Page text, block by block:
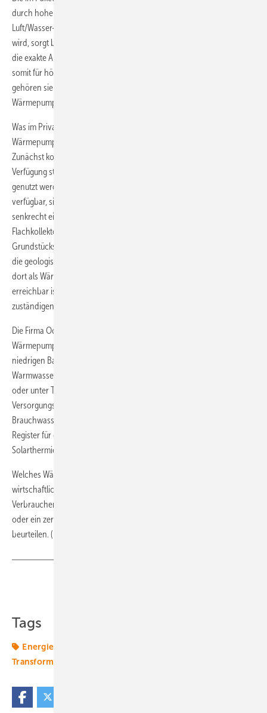
durch hohe Effizienz aus. Im Unterschied zu herkömmlichen
Luft/Wasser-Wärmepumpen, deren Kältekreis mechanisch geregelt
wird, sorgt bei ihnen eine elektronische Regelung des Kältekreises für
die exakte Anpassung an die jeweiligen Betriebsbedingungen und
somit für höchste Effizienz in jedem Betriebszustand. Darüber hinaus
gehören sie mit deutlich weniger als 60 dB(A) zu den leisesten
Wärmepumpen im Markt.
Was im Privathaus die beste Alternative zur Nutzung einer
Wärmepumpe darstellt, hängt von einer Reihe von Faktoren ab.
Zunächst kommt es darauf an, welche Wärmequellen überhaupt zur
Verfügung stehen. So kann die Luft so gut wie immer und überall
genutzt werden. Erdwärme ist ebenfalls in den meisten Fällen
verfügbar, sie kann über waagerecht verlegte Flachkollektoren oder
senkrecht eingebrachte Tiefkollektoren genutzt werden. Bei
Flachkollektoren muss aber eine ausreichend große
Grundstücksfläche zur Verfügung stehen, bei Tiefenbohrungen sind
die geologischen Gegebenheiten zu prüfen. Grundwasser kann nur
dort als Wärmequelle genutzt werden, wo es oberflächennah
erreichbar ist, zudem sind für seine Nutzung Genehmigungen der
zuständigen Wasserbehörden einzuholen.
Die Firma Ochsner bietet zum Beispiel eine neue Brauchwasser-
Wärmepumpe mit hoher Energieeffizienz an. Mit einer besonders
niedrigen Bauhöhe passt die Wärmepumpe mit integriertem 250-Liter-
Warmwasserspeicher auch in Kellerräume mit geringer Deckenhöhe
oder unter Treppenaufgänge. Ein Heizstab mit 1,5 Kilowatt sorgt für
Versorgungssicherheit beispielsweise bei erhöhtem
Brauchwasserbedarf. Die Wärmepumpe ist auch mit zusätzlichem
Register für den Anschluss externer Heizquellen wie Heizkessel oder
Solarthermie zu haben.
Welches Wärmepumpensystem im konkreten Fall sinnvoll und
wirtschaftlich ist, kann zum Beispiel ein Fachberater der
Verbraucherschutzorganisation
oder ein zertifizierter Energieberater der Deutschen Energie-Agentur
beurteilen. (Nicole Weinhold)
Tags
Energiewende 2.0
Transformation